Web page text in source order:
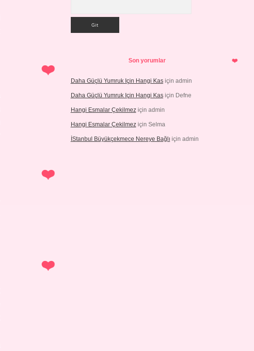
Son yorumlar
Daha Güçlü Yumruk Için Hangi Kasiçin admin
Daha Güçlü Yumruk Için Hangi Kasiçin Defne
Hangi Esmalar Çekilmeziçin admin
Hangi Esmalar Çekilmeziçin Selma
İStanbul Büyükçekmece Nereye Bağlıiçin admin